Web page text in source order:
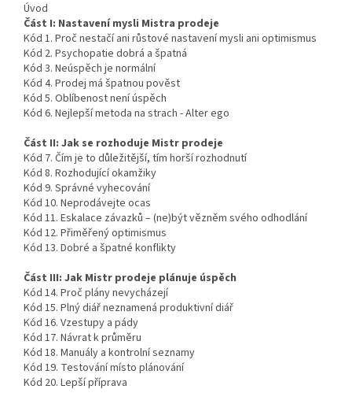
Úvod
Část I: Nastavení mysli Mistra prodeje
Kód 1. Proč nestačí ani růstové nastavení mysli ani optimismus
Kód 2. Psychopatie dobrá a špatná
Kód 3. Neúspěch je normální
Kód 4. Prodej má špatnou pověst
Kód 5. Oblíbenost není úspěch
Kód 6. Nejlepší metoda na strach - Alter ego
Část II: Jak se rozhoduje Mistr prodeje
Kód 7. Čím je to důležitější, tím horší rozhodnutí
Kód 8. Rozhodující okamžiky
Kód 9. Správné vyhecování
Kód 10. Neprodávejte ocas
Kód 11. Eskalace závazků – (ne)být vězněm svého odhodlání
Kód 12. Přiměřený optimismus
Kód 13. Dobré a špatné konflikty
Část III: Jak Mistr prodeje plánuje úspěch
Kód 14. Proč plány nevycházejí
Kód 15. Plný diář neznamená produktivní diář
Kód 16. Vzestupy a pády
Kód 17. Návrat k průměru
Kód 18. Manuály a kontrolní seznamy
Kód 19. Testování místo plánování
Kód 20. Lepší příprava